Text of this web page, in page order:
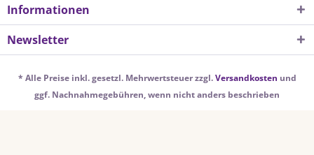
Informationen
Newsletter
* Alle Preise inkl. gesetzl. Mehrwertsteuer zzgl.Versandkosten und
ggf. Nachnahmegebühren, wenn nicht anders beschrieben